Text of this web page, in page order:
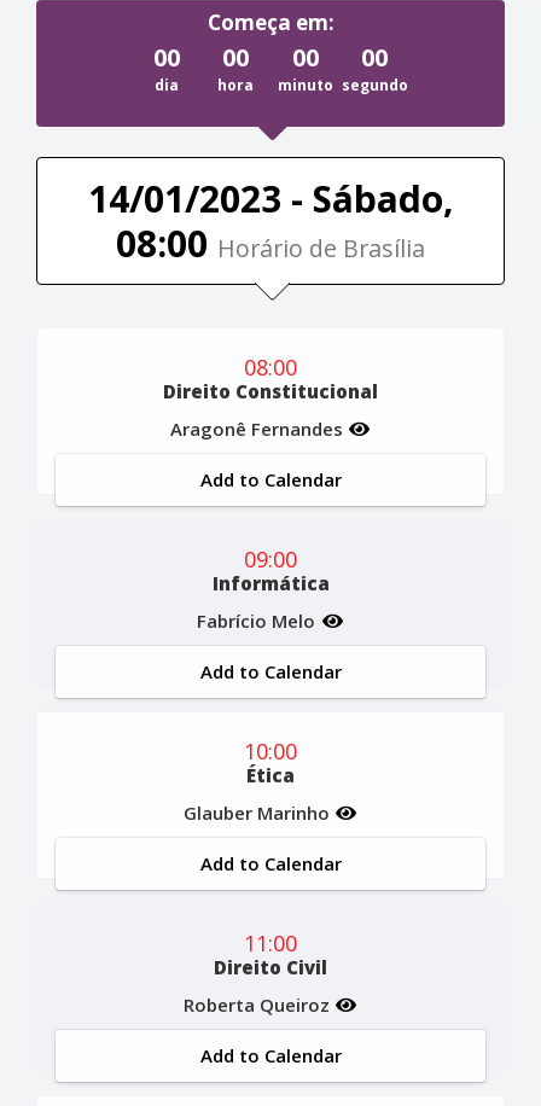
Começa em:
00
dia
00
hora
00
minuto
00
segundo
14/01/2023 - Sábado,
08:00 Horário de Brasília
08:00
Direito Constitucional
Aragonê Fernandes
Add to Calendar
09:00
Informática
Fabrício Melo
Add to Calendar
10:00
Ética
Glauber Marinho
Add to Calendar
11:00
Direito Civil
Roberta Queiroz
Add to Calendar